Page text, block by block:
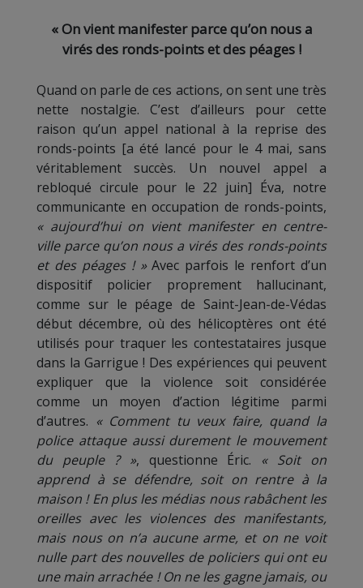
« On vient manifester parce qu’on nous a
virés des ronds-points et des péages !
Quand on parle de ces actions, on sent une très
nette nostalgie. C’est d’ailleurs pour cette
raison qu’un appel national à la reprise des
ronds-points [a été lancé pour le 4 mai, sans
véritablement succès. Un nouvel appel a
rebloqué circule pour le 22 juin] Éva, notre
communicante en occupation de ronds-points,
« aujourd’hui on vient manifester en centre-
ville parce qu’on nous a virés des ronds-points
et des péages ! »Avec parfois le renfort d’un
dispositif policier proprement hallucinant,
comme sur le péage de Saint-Jean-de-Védas
début décembre, où des hélicoptères ont été
utilisés pour traquer les contestataires jusque
dans la Garrigue ! Des expériences qui peuvent
expliquer que la violence soit considérée
comme un moyen d’action légitime parmi
d’autres. « Comment tu veux faire, quand la
police attaque aussi durement le mouvement
du peuple ? », questionne Éric. « Soit on
apprend à se défendre, soit on rentre à la
maison ! En plus les médias nous rabâchent les
oreilles avec les violences des manifestants,
mais nous on n’a aucune arme, et on ne voit
nulle part des nouvelles de policiers qui ont eu
une main arrachée ! On ne les gagne jamais, ou